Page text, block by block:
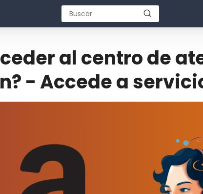
al centro de
- Accede a